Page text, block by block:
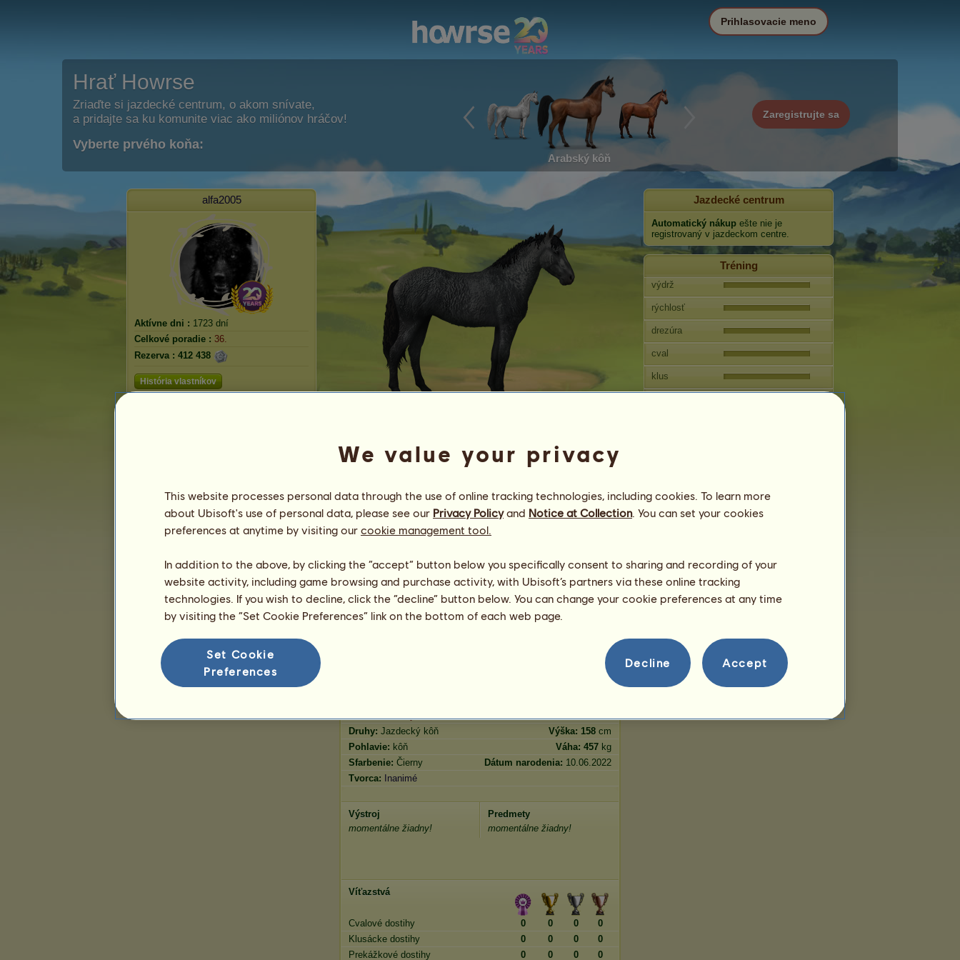
Hrať Howrse
Zriaďte si jazdecké centrum, o akom snívate,
a pridajte sa ku komunite viac ako miliónov hráčov!
Vyberte prvého koňa:
Arabský kôň
Zaregistrujte sa
Prihlasovacie meno
alfa2005
Aktívne dni : 1723 dní
Celkové poradie : 36.
Rezerva : 412 438
História vlastníkov
Automatický nákup
11:00
Energia 70 %
Zdravie
77%
Schopnosti Spolu:27.61
rýchlosť
drezúra
13.81
cval
0.00
Druhy: Jazdecký kôň Výška: 158 cm
Pohlavie: kôň Váha: 457 kg
Sfarbenie: Čierny Dátum narodenia: 10.06.2022
Tvorca:
Inanimé
Výstroj
momentálne žiadny!
Predmety
momentálne žiadny!
Víťazstvá
Cvalové dostihy 0 0 0
0
Klusácke dostihy
0 0 0
0
Prekážkové dostihy
0 0 0 0
Jazdecké centrum
Automatický nákup ešte nie je
registrovaný v jazdeckom centre.
Tréning
výdrž
rýchlosť
drezúra
cval
klus
Rodokmeň
Potomok
We value your privacy
This website processes personal data through the use of online tracking technologies, including cookies. To learn more
about Ubisoft's use of personal data, please see our Privacy Policyand Notice at Collection. You can set your cookies
preferences at anytime by visiting our cookie management tool.
In addition to the above, by clicking the “accept” button below you specifically consent to sharing and recording of your
website activity, including game browsing and purchase activity, with Ubisoft’s partners via these online tracking
technologies. If you wish to decline, click the “decline” button below. You can change your cookie preferences at any time
by visiting the “Set Cookie Preferences” link on the bottom of each web page.
Set Cookie
Preferences
Decline Accept